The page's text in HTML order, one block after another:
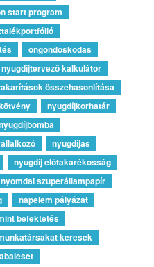
start program
ongondoskodas
nyugdíjtervező kalkulátor
összehasonlítása
nyugdíjkorhatár
nyugdíjas
nyugdíj előtakarékosság
nyomdai szuperállampapír
napelem pályázat
befektetés
keresek